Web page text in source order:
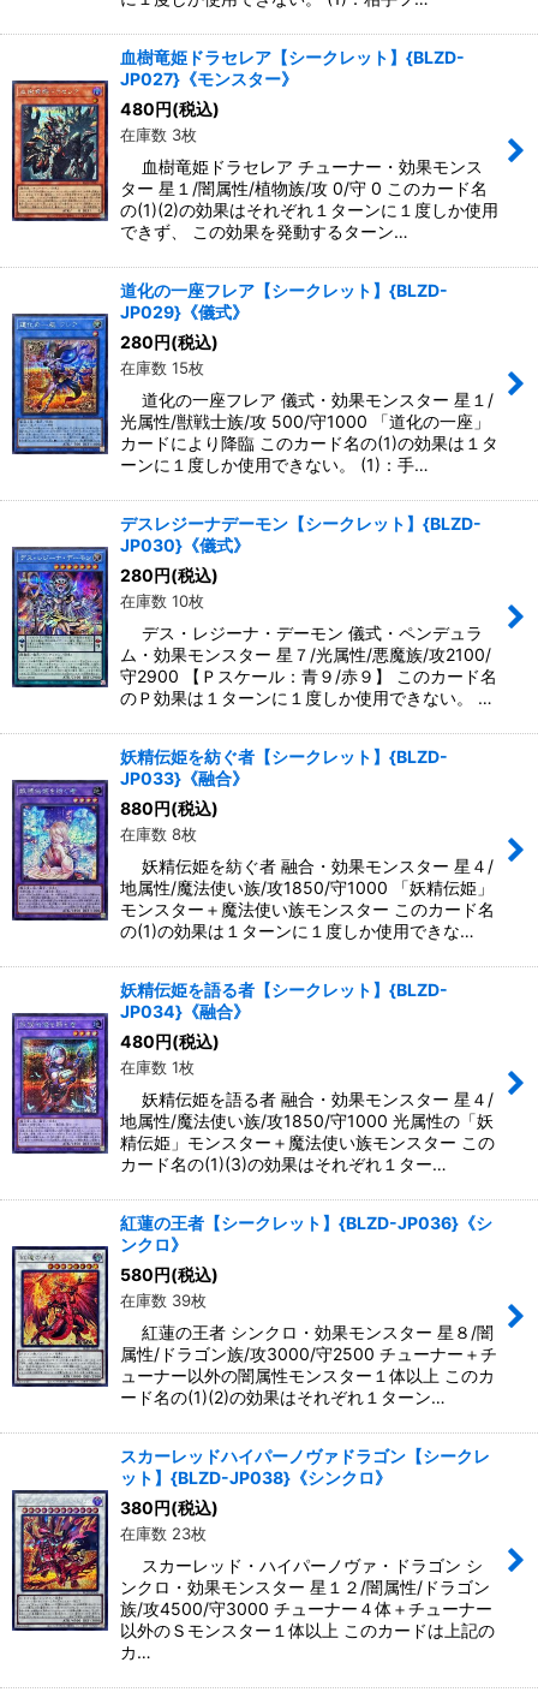
血樹竜姫ドラセレア【シークレット】{BLZD-
JP027}《モンスター》
480円(税込)
在庫数 3枚
血樹竜姫ドラセレア チューナー・効果モンス
ター 星１/闇属性/植物族/攻 0/守 0 このカード名
の(1)(2)の効果はそれぞれ１ターンに１度しか使用
できず、 この効果を発動するターン…
道化の一座フレア【シークレット】{BLZD-
JP029}《儀式》
280円(税込)
在庫数 15枚
道化の一座フレア 儀式・効果モンスター 星１/
光属性/獣戦士族/攻 500/守1000 「道化の一座」
カードにより降臨 このカード名の(1)の効果は１タ
ーンに１度しか使用できない。 (1)：手…
デスレジーナデーモン【シークレット】{BLZD-
JP030}《儀式》
280円(税込)
在庫数 10枚
デス・レジーナ・デーモン 儀式・ペンデュラ
ム・効果モンスター 星７/光属性/悪魔族/攻2100/
守2900 【Ｐスケール：青９/赤９】 このカード名
のＰ効果は１ターンに１度しか使用できない。 …
妖精伝姫を紡ぐ者【シークレット】{BLZD-
JP033}《融合》
880円(税込)
在庫数 8枚
妖精伝姫を紡ぐ者 融合・効果モンスター 星４/
地属性/魔法使い族/攻1850/守1000 「妖精伝姫」
モンスター＋魔法使い族モンスター このカード名
の(1)の効果は１ターンに１度しか使用できな…
妖精伝姫を語る者【シークレット】{BLZD-
JP034}《融合》
480円(税込)
在庫数 1枚
妖精伝姫を語る者 融合・効果モンスター 星４/
地属性/魔法使い族/攻1850/守1000 光属性の「妖
精伝姫」モンスター＋魔法使い族モンスター この
カード名の(1)(3)の効果はそれぞれ１ター…
紅蓮の王者【シークレット】{BLZD-JP036}《シ
ンクロ》
580円(税込)
在庫数 39枚
紅蓮の王者 シンクロ・効果モンスター 星８/闇
属性/ドラゴン族/攻3000/守2500 チューナー＋チ
ューナー以外の闇属性モンスター１体以上 このカ
ード名の(1)(2)の効果はそれぞれ１ターン…
スカーレッドハイパーノヴァドラゴン【シークレ
ット】{BLZD-JP038}《シンクロ》
380円(税込)
在庫数 23枚
スカーレッド・ハイパーノヴァ・ドラゴン シ
ンクロ・効果モンスター 星１２/闇属性/ドラゴン
族/攻4500/守3000 チューナー４体＋チューナー
以外のＳモンスター１体以上 このカードは上記の
カ…